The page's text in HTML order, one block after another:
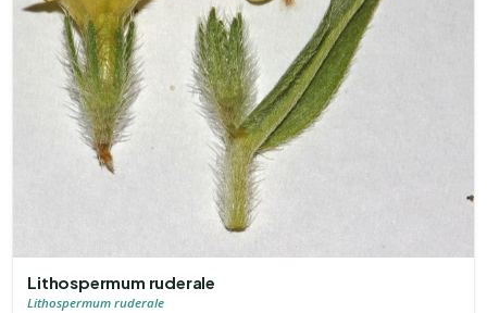
Lithospermum ruderale
Lithospermum ruderale